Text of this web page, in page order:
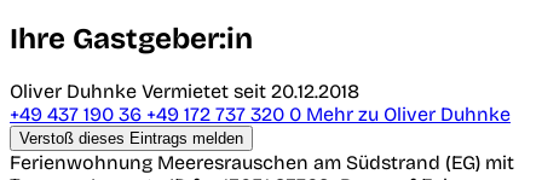
Ihre Gastgeber:in
Oliver Duhnke Vermietet seit 20.12.2018
+49 437 190 36 +49 172 737 320 0 Mehr zu Oliver Duhnke
Verstoß dieses Eintrags melden
Ferienwohnung Meeresrauschen am Südstrand (EG) mit